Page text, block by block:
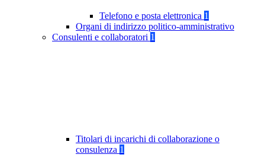
Telefono e posta elettronica 1
Organi di indirizzo politico-amministrativo
Consulenti e collaboratori 1
Titolari di incarichi di collaborazione o
consulenza 1